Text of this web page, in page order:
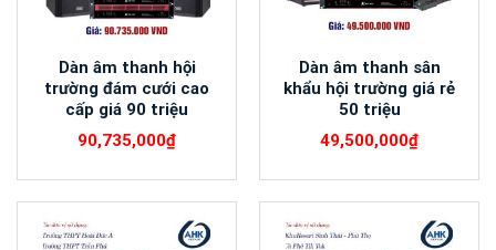
sơ đồ kết nối hệ thống âm thanh hội trường
Dàn âm thanh hội
trường đám cưới cao
cấp giá 90 triệu
90,735,000₫
Dàn âm thanh sân
khẩu hội trường giá rẻ
50 triệu
49,500,000₫